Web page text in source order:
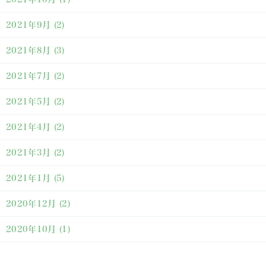
2021年9月 (2)
2021年8月 (3)
2021年7月 (2)
2021年5月 (2)
2021年4月 (2)
2021年3月 (2)
2021年1月 (5)
2020年12月 (2)
2020年10月 (1)